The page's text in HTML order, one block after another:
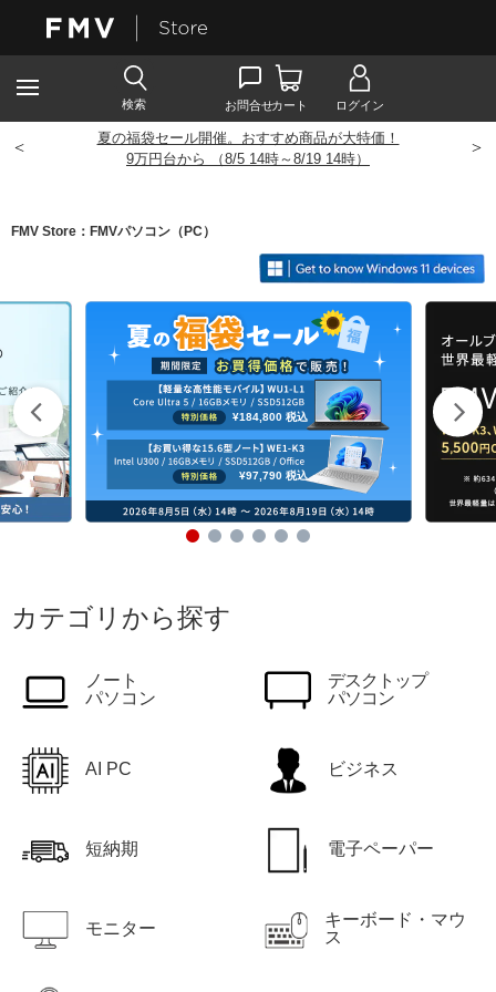
夏の福袋セール開催。おすすめ商品が大特価！
9万円台から （8/5 14時～8/19 14時）
< >
FMV Store：FMVパソコン（PC）
¥184,800 税込
¥97,790 税込
カテゴリから探す
ノート
パソコン
デスクトップ
パソコン
AI PC ビジネス
短納期 電子ペーパー
モニター
キーボード・マウ
ス